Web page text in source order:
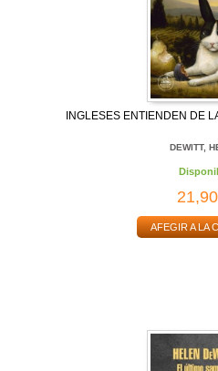
INGLESES ENTIENDEN DE
DEWITT,
AFEGIR A LA